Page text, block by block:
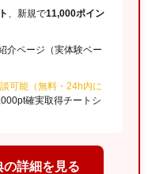
、新規で11,000ポイン
介ページ（実体験ベー
可能（無料・24h内に
確実取得チートシ
詳細を見る